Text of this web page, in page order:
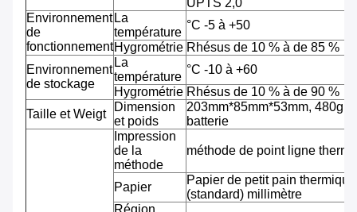
UPTS 2,0
Environnement
de
fonctionnement
La
température
°C -5 à +50
Hygrométrie Rhésus de 10 % à de 85 %
Environnement
de stockage
La
température
°C -10 à +60
Hygrométrie Rhésus de 10 % à de 90 %
Taille et Weigt
Dimension
et poids
203mm*85mm*53mm, 480g
batterie
Impression
de la
méthode
méthode de point ligne
Papier
Papier de petit pain
(standard) millimètre